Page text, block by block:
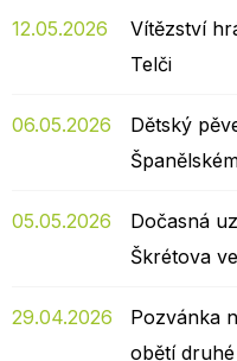
12.05.2026
Vítězství
Telči
06.05.2026
Dětský
05.05.2026
Dočasná
Škrétova
29.04.2026
Pozvánka
obětí